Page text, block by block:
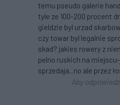
temu pseudo galerie
tyle ze 100-200 procent
gieldzie byl urzad
czy towar byl legalnie
skad? jakies rowery z
pelno ruskich na
sprzedaja...no ale przez
Aby